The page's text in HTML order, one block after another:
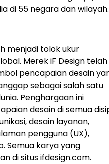
di 55 negara dan wilayah.
menjadi tolok ukur
Merek iF Design telah
pencapaian desain
sebagai salah satu
Penghargaan ini
desain di semua
desain layanan,
pengguna (UX),
Semua karya yang
di situs ifdesign.com.